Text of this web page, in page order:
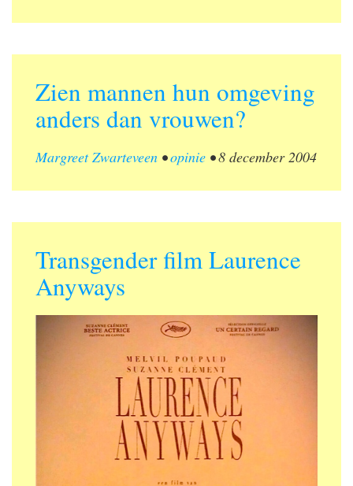
Zien mannen hun omgeving
anders dan vrouwen?
Margreet Zwarteveen •opinie •8 december 2004
Transgender film Laurence
Anyways